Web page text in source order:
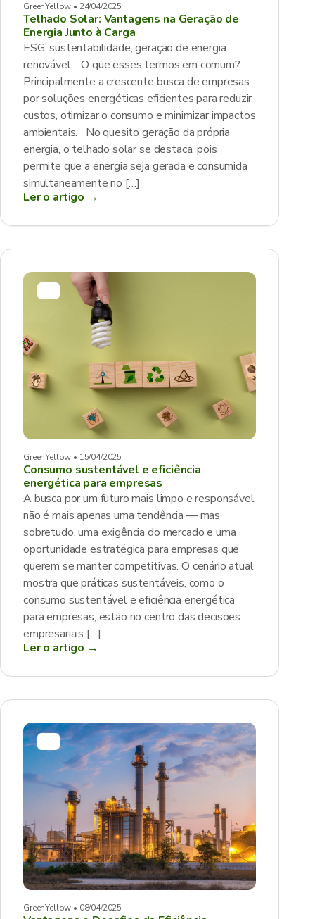
GreenYellow • 24/04/2025
Telhado Solar: Vantagens na Geração de
Energia Junto à Carga
ESG, sustentabilidade, geração de energia
renovável… O que esses termos em comum?
Principalmente a crescente busca de empresas
por soluções energéticas eficientes para reduzir
custos, otimizar o consumo e minimizar impactos
ambientais. No quesito geração da própria
energia, o telhado solar se destaca, pois
permite que a energia seja gerada e consumida
simultaneamente no […]
Ler o artigo →
GreenYellow • 15/04/2025
Consumo sustentável e eficiência
energética para empresas
A busca por um futuro mais limpo e responsável
não é mais apenas uma tendência — mas
sobretudo, uma exigência do mercado e uma
oportunidade estratégica para empresas que
querem se manter competitivas. O cenário atual
mostra que práticas sustentáveis, como o
consumo sustentável e eficiência energética
para empresas, estão no centro das decisões
empresariais […]
Ler o artigo →
GreenYellow • 08/04/2025